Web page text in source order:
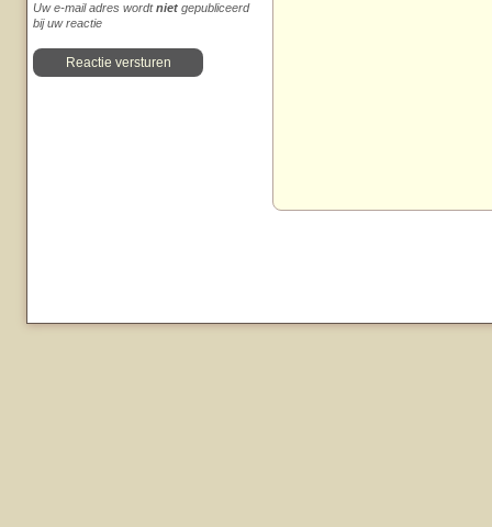
Uw e-mail adres wordtniet gepubliceerd
bij uw reactie